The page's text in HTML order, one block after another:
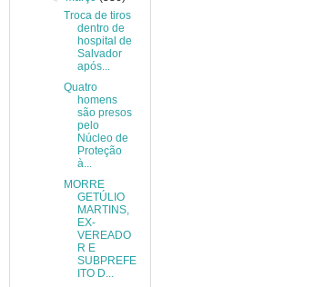
Troca de tiros
dentro de
hospital de
Salvador
após...
Quatro
homens
são presos
pelo
Núcleo de
Proteção
à...
MORRE
GETÚLIO
MARTINS,
EX-
VEREADO
R E
SUBPREFE
ITO D...